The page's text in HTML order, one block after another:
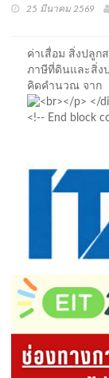
25 มีนาคม 2569
ค่าเสื่อม สิ่งปลูก
ภาษีที่ดินและสิ่ง
คิดคำนวณ จาก